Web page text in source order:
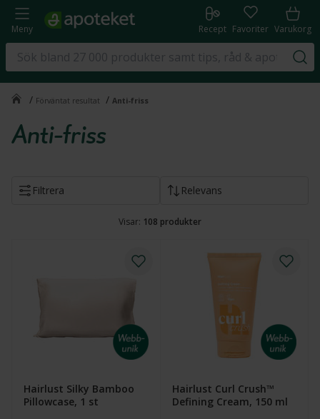
Meny Recept Favoriter Varukorg
/ Förväntat resultat / Anti-friss
Anti-friss
Filtrera Relevans
Visar: 108 produkter
Hairlust Silky Bamboo
Pillowcase, 1 st
Hairlust Curl Crush™
Defining Cream, 150 ml